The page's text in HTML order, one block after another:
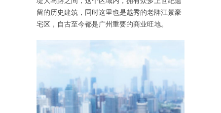
留的历史建筑，同时这里也是越秀的老牌江景豪
宅区，自古至今都是广州重要的商业旺地。